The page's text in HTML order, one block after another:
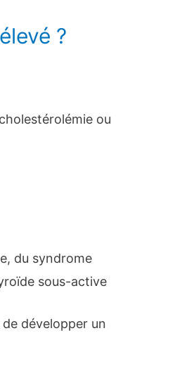
?
ou
du syndrome
sous-active
développer un